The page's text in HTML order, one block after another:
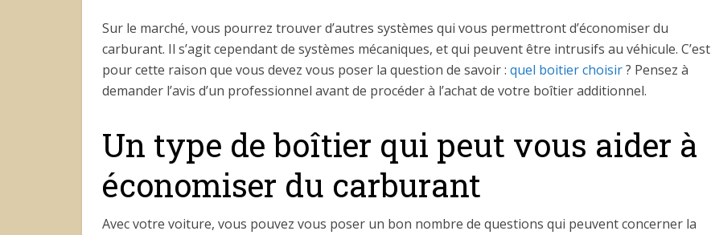
Sur le marché, vous pourrez trouver d’autres systèmes qui vous permettront d’économiser du
carburant. Il s’agit cependant de systèmes mécaniques, et qui peuvent être intrusifs au véhicule. C’est
pour cette raison que vous devez vous poser la question de savoir : quel boitier choisir? Pensez à
demander l’avis d’un professionnel avant de procéder à l’achat de votre boîtier additionnel.
Un type de boîtier qui peut vous aider à
économiser du carburant
Avec votre voiture, vous pouvez vous poser un bon nombre de questions qui peuvent concerner la